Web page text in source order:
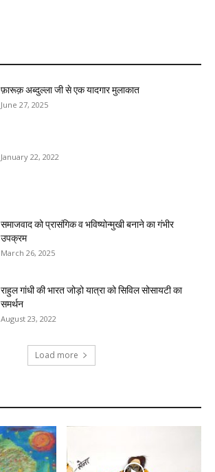
फ़ारूक़ अब्दुल्ला जी से एक यादगार मुलाकात
June 27, 2025
January 22, 2022
समाजवाद को प्रासंगिक व भविष्योन्मुखी बनाने का गंभीर
उपक्रम
March 26, 2025
राहुल गांधी की भारत जोड़ो यात्रा को सिविल सोसायटी का
समर्थन
August 23, 2022
Load more